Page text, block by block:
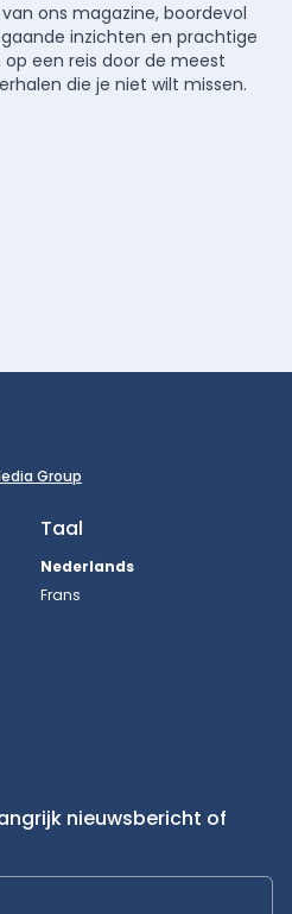
ons magazine, boordevol
inzichten en prachtige
een reis door de meest
die je niet wilt missen.
Group
Taal
Nederlands
Frans
nieuwsbericht of